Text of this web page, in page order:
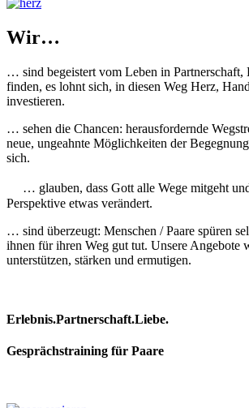
Wir…
… sind begeistert vom Leben in Partnerschaft,
finden, es lohnt sich, in diesen Weg Herz,
investieren.
… sehen die Chancen: herausfordernde
neue, ungeahnte Möglichkeiten der
sich.
… glauben, dass Gott alle Wege mitgeht und
Perspektive etwas verändert.
… sind überzeugt: Menschen / Paare spüren
ihnen für ihren Weg gut tut. Unsere Angebote
unterstützen, stärken und ermutigen.
Erlebnis.Partnerschaft.Liebe.
Gesprächstraining für Paare